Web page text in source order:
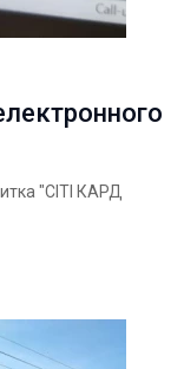
"СІТІ КАРД